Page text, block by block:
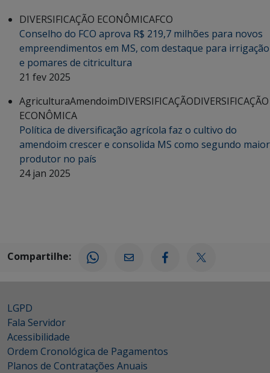
DIVERSIFICAÇÃO ECONÔMICAFCO
Conselho do FCO aprova R$ 219,7 milhões para novos
empreendimentos em MS, com destaque para irrigação
e pomares de citricultura
21 fev 2025
AgriculturaAmendoimDIVERSIFICAÇÃODIVERSIFICAÇÃO
ECONÔMICA
Política de diversificação agrícola faz o cultivo do
amendoim crescer e consolida MS como segundo maior
produtor no país
24 jan 2025
Compartilhe:
LGPD
Fala Servidor
Acessibilidade
Ordem Cronológica de Pagamentos
Planos de Contratações Anuais